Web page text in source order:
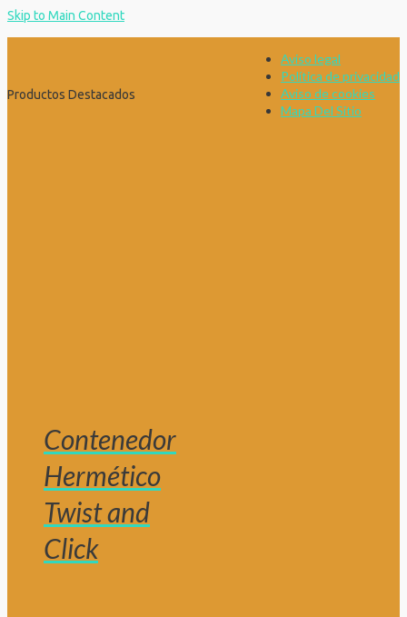
Skip to Main Content
Aviso legal
Política de privacidad
Aviso de cookies
Mapa Del Sitio
Productos Destacados
Contenedor
Hermético
Twist and
Click